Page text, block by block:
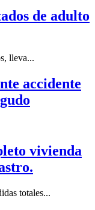
de adulto
lleva...
accidente
vivienda
totales...